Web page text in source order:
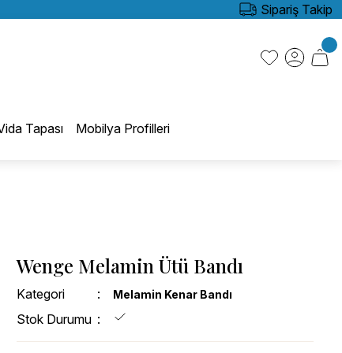
Sipariş Takip
Tapası Mobilya Profilleri
Wenge Melamin Ütü Bandı
Kategori Melamin Kenar Bandı
Stok Durumu